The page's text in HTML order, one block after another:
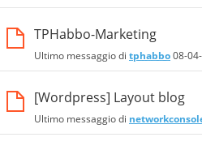
TPHabbo-Marketing
Ultimo messaggio di tphabbo08-
[Wordpress] Layout blog
Ultimo messaggio di